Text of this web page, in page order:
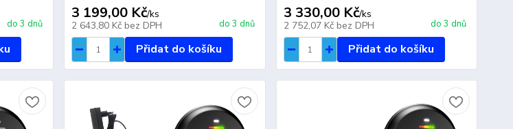
do 3 dnů
3 199,00 Kč/ks
2 643,80 Kč bez DPH do 3 dnů
Přidat do košíku
3 330,00 Kč/ks
2 752,07 Kč bez DPH do 3 dnů
Přidat do košíku